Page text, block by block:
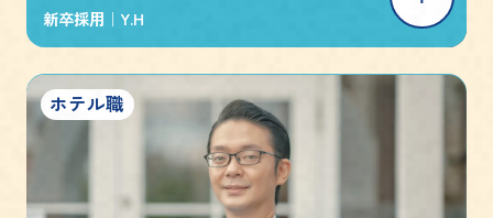
新卒採用｜Y.H
ホテル職